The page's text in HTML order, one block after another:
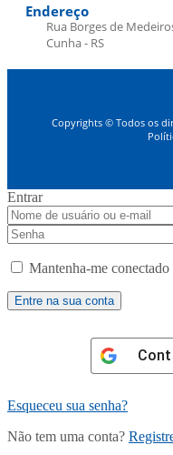
Endereço
Rua Borges de
Cunha - RS
Copyrights © Todos os
Entrar
Mantenha-me conectado
Esqueceu sua senha?
Não tem uma conta?